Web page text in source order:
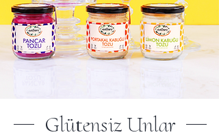
Glütensiz Unlar